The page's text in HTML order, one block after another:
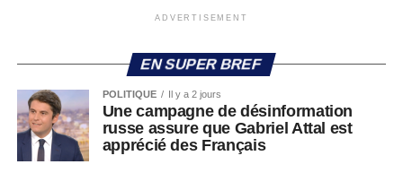
ADVERTISEMENT
EN SUPER BREF
POLITIQUE Il y a 2 jours
Une campagne de désinformation
russe assure que Gabriel Attal est
apprécié des Français